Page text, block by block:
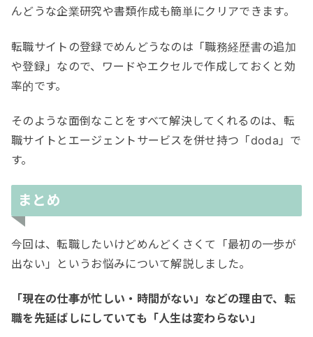
んどうな企業研究や書類作成も簡単にクリアできます。
転職サイトの登録でめんどうなのは「職務経歴書の追加
や登録」なので、ワードやエクセルで作成しておくと効
率的です。
そのような面倒なことをすべて解決してくれるのは、転
職サイトとエージェントサービスを併せ持つ「doda」で
す。
まとめ
今回は、転職したいけどめんどくさくて「最初の一歩が
出ない」というお悩みについて解説しました。
「現在の仕事が忙しい・時間がない」などの理由で、転
職を先延ばしにしていても「人生は変わらない」